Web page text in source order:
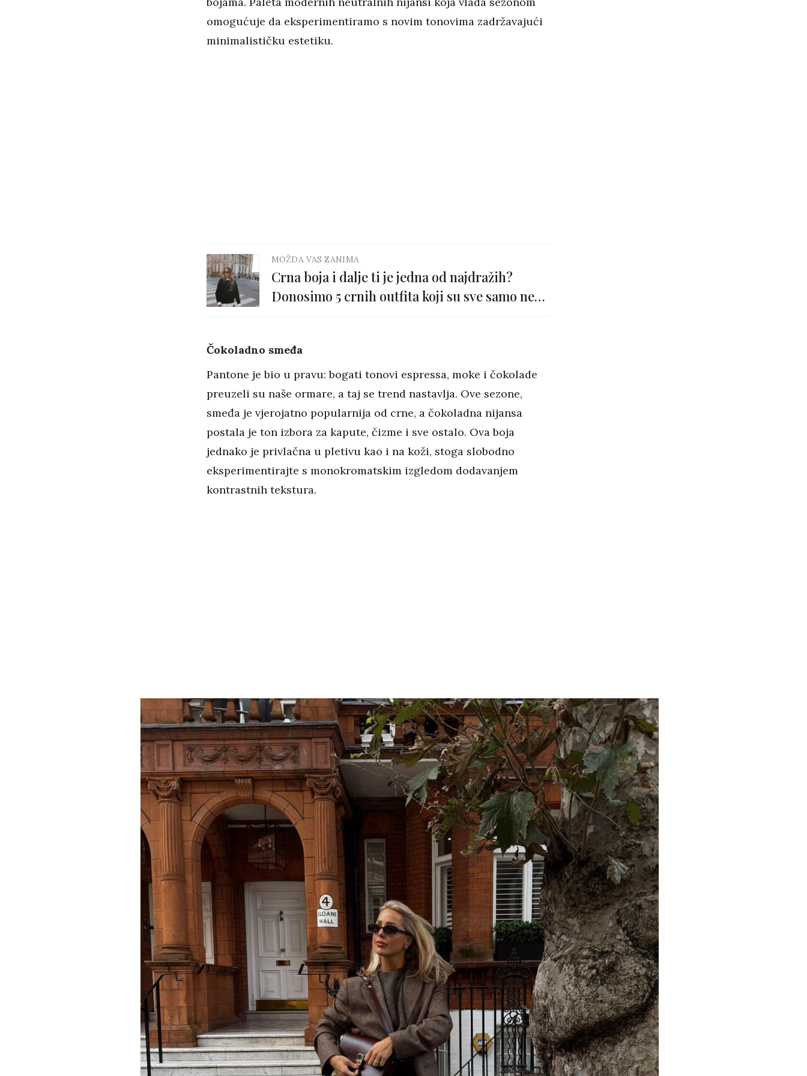
omogućuje da eksperimentiramo s novim tonovima zadržavajući
minimalističku estetiku.
MOŽDA VAS ZANIMA
Crna boja i dalje ti je jedna od najdražih?
Donosimo 5 crnih outfita koji su sve samo ne
Čokoladno smeđa
Pantone je bio u pravu: bogati tonovi espressa, moke i čokolade
preuzeli su naše ormare, a taj se trend nastavlja. Ove sezone,
smeđa je vjerojatno popularnija od crne, a čokoladna nijansa
postala je ton izbora za kapute, čizme i sve ostalo. Ova boja
jednako je privlačna u pletivu kao i na koži, stoga slobodno
eksperimentirajte s monokromatskim izgledom dodavanjem
kontrastnih tekstura.